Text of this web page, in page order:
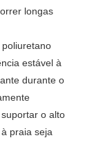
longas
estável à
durante o
o alto
praia seja